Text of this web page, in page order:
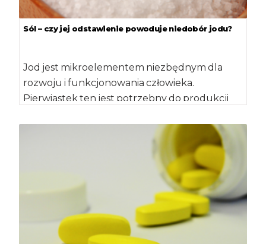
Sól – czy jej odstawienie powoduje niedobór jodu?
Jod jest mikroelementem niezbędnym dla
rozwoju i funkcjonowania człowieka.
Pierwiastek ten jest potrzebny do produkcji
Do zapewnienia normalnego wzrostu